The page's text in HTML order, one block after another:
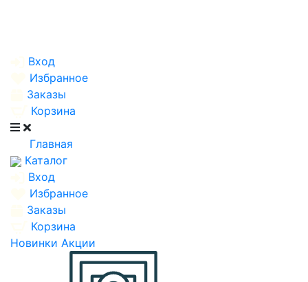
Вход
Избранное
Заказы
Корзина
Главная
Каталог
Вход
Избранное
Заказы
Корзина
Новинки Акции